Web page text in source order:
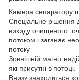
Камера сепаратору
Спеціальне рішення
викиду очищеного:
потоком і заганяє
потоку
Зовнішній магніт
які присутні в потоці.
Внизу знаходиться